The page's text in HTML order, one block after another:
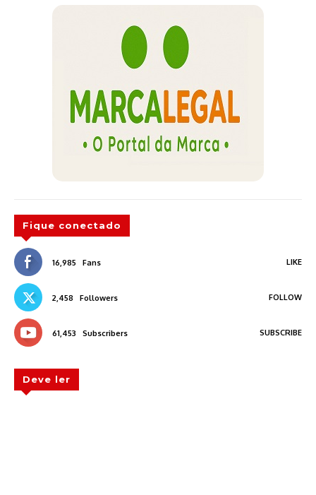
Fique conectado
16,985 Fans LIKE
2,458 Followers FOLLOW
61,453 Subscribers SUBSCRIBE
Deve ler